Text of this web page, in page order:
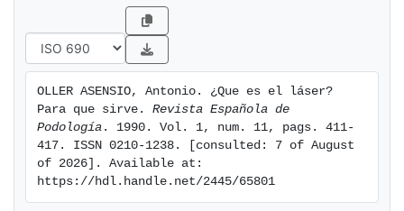
OLLER ASENSIO, Antonio. ¿Que es el láser?
Para que sirve. Revista Española de
Podología . 1990. Vol. 1, num. 11, pags. 411-
417. ISSN 0210-1238. [consulted: 7 of August
of 2026]. Available at:
https://hdl.handle.net/2445/65801